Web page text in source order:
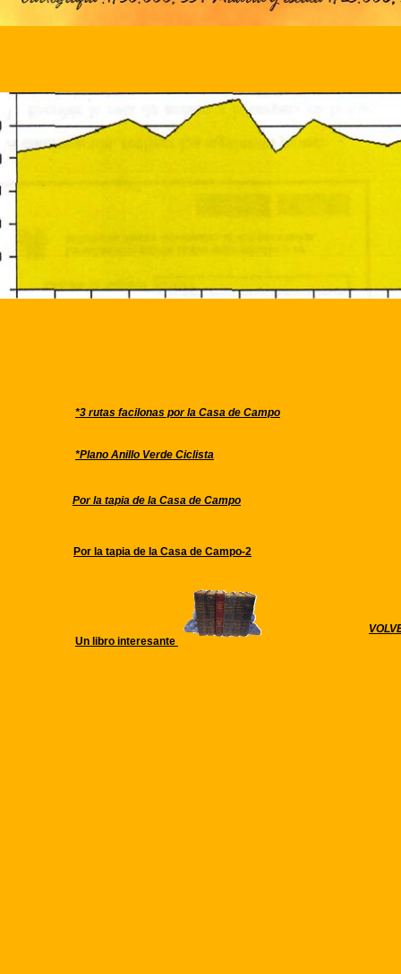
Un libro interesante
Por la tapia de la Casa de Campo-2
*3 rutas facilonas por la Casa de Campo
*Plano Anillo Verde Ciclista
Por la tapia de la Casa de Campo